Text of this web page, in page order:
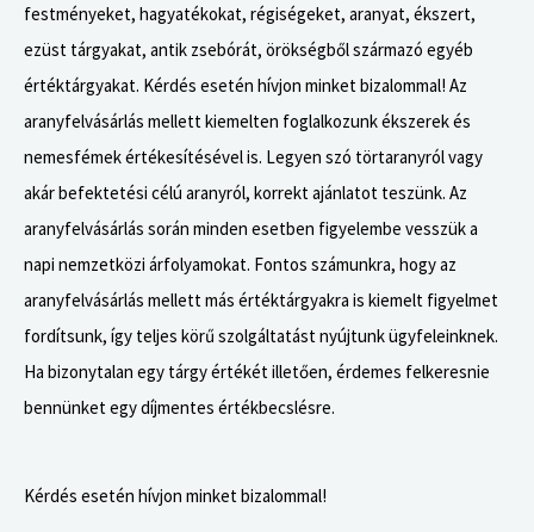
festményeket, hagyatékokat, régiségeket, aranyat, ékszert,
ezüst tárgyakat, antik zsebórát, örökségből származó egyéb
értéktárgyakat. Kérdés esetén hívjon minket bizalommal! Az
aranyfelvásárlás mellett kiemelten foglalkozunk ékszerek és
nemesfémek értékesítésével is. Legyen szó törtaranyról vagy
akár befektetési célú aranyról, korrekt ajánlatot teszünk. Az
aranyfelvásárlás során minden esetben figyelembe vesszük a
napi nemzetközi árfolyamokat. Fontos számunkra, hogy az
aranyfelvásárlás mellett más értéktárgyakra is kiemelt figyelmet
fordítsunk, így teljes körű szolgáltatást nyújtunk ügyfeleinknek.
Ha bizonytalan egy tárgy értékét illetően, érdemes felkeresnie
bennünket egy díjmentes értékbecslésre.
Kérdés esetén hívjon minket bizalommal!